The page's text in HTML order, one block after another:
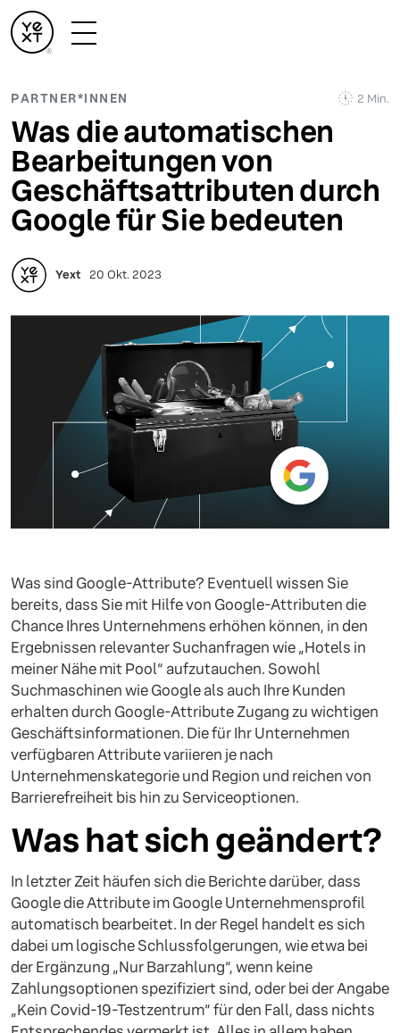
PARTNER*INNEN 2 Min.
Was die automatischen
Bearbeitungen von
Geschäftsattributen durch
Google für Sie bedeuten
Yext 20 Okt. 2023
Was sind Google-Attribute? Eventuell wissen Sie
bereits, dass Sie mit Hilfe von Google-Attributen die
Chance Ihres Unternehmens erhöhen können, in den
Ergebnissen relevanter Suchanfragen wie „Hotels in
meiner Nähe mit Pool“ aufzutauchen. Sowohl
Suchmaschinen wie Google als auch Ihre Kunden
erhalten durch Google-Attribute Zugang zu wichtigen
Geschäftsinformationen. Die für Ihr Unternehmen
verfügbaren Attribute variieren je nach
Unternehmenskategorie und Region und reichen von
Barrierefreiheit bis hin zu Serviceoptionen.
Was hat sich geändert?
In letzter Zeit häufen sich die Berichte darüber, dass
Google die Attribute im Google Unternehmensprofil
automatisch bearbeitet. In der Regel handelt es sich
dabei um logische Schlussfolgerungen, wie etwa bei
der Ergänzung „Nur Barzahlung“, wenn keine
Zahlungsoptionen spezifiziert sind, oder bei der Angabe
„Kein Covid-19-Testzentrum“ für den Fall, dass nichts